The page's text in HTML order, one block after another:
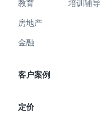
教育
房地产
金融
培训辅导
客户案例
定价